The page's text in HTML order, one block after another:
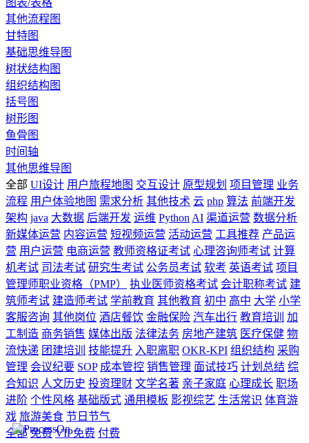
图表/表格
其他流程图
甘特图
基础思维导图
树状结构图
组织结构图
括号图
树形图
鱼骨图
时间轴
其他思维导图
全部 UI设计 用户旅程地图 交互设计 原型规划 项目管理 业务
流程 用户体验地图 需求分析 其他技术 云 php 算法 前端开发
架构 java 大数据 后端开发 运维 Python AI 渠道运营 数据分析
新媒体运营 内容运营 短视频运营 活动运营 工具推荐 产品运
营 用户运营 电商运营 教师资格证考试 心理咨询师考试 计算
机考试 司法考试 研究生考试 公务员考试 软考 英语考试 项目
管理师职业资格（PMP）
执业医师资格考试 会计职称考试 建
筑师考试 建造师考试 学前教育 其他教育 初中 高中 大学 小学
客服咨询 其他岗位 酒店餐饮 金融保险 汽车出行 教育培训
加
工制造 商务销售 媒体出版 法律法务 房地产建筑 医疗保健 物
流快递 团建培训 技能提升 入职离职 OKR-KPI 组织结构 采购
管理 会议纪要 SOP 成本管控 销售管理 面试技巧 计划总结 综
合知识 人文历史 投资理财 文学名著 亲子家庭 心理成长 职场
进阶 个性风格 基础版式 通用模板 影视综艺 生活常识 体育游
戏 旅游美食 节日节气
全部 免费 VIP免费 付费